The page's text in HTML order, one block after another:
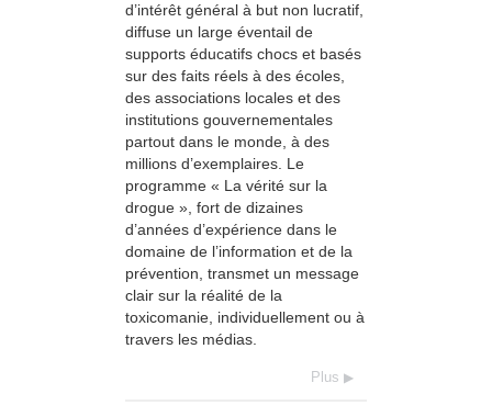
d’intérêt général à but non lucratif,
diffuse un large éventail de
supports éducatifs chocs et basés
sur des faits réels à des écoles,
des associations locales et des
institutions gouvernementales
partout dans le monde, à des
millions d’exemplaires. Le
programme « La vérité sur la
drogue », fort de dizaines
d’années d’expérience dans le
domaine de l’information et de la
prévention, transmet un message
clair sur la réalité de la
toxicomanie, individuellement ou à
travers les médias.
Plus